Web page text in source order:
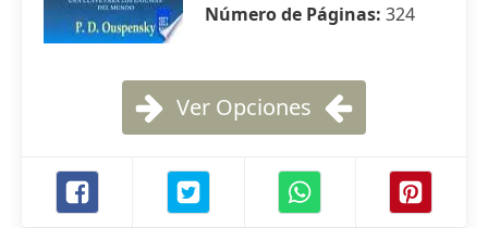
Número de Páginas: 324
Ver Opciones